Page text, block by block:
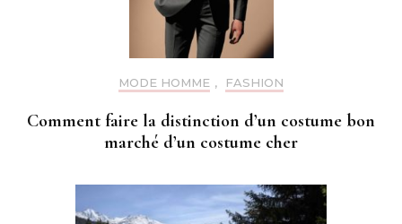
MODE HOMME , FASHION
Comment faire la distinction d’un costume bon
marché d’un costume cher